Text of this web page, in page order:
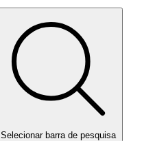
Selecionar barra de pesquisa